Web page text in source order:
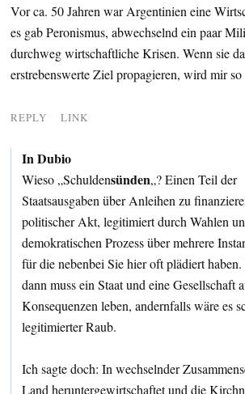
Vor ca. 50 Jahren war Argentinien eine
es gab Peronismus, abwechselnd ein paar
durchweg wirtschaftliche Krisen. Wenn sie
erstrebenswerte Ziel propagieren, wird mir so
REPLY LINK
In Dubio
Wieso „Schuldensünden„? Einen Teil der
Staatsausgaben über Anleihen zu
politischer Akt, legitimiert durch Wahlen
demokratischen Prozess über mehrere
für die nebenbei Sie hier oft plädiert haben.
dann muss ein Staat und eine Gesellschaft
Konsequenzen leben, andernfalls wäre es
legitimierter Raub.
Ich sagte doch: In wechselnder
Land heruntergewirtschaftet und die